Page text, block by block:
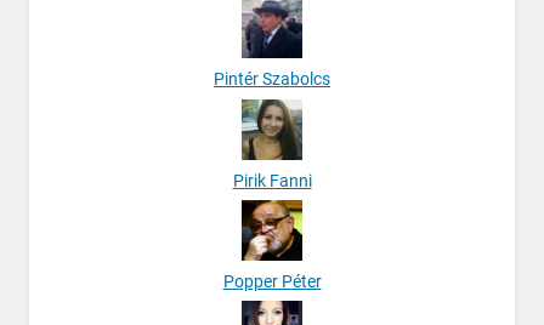
Pintér Szabolcs
Pirik Fanni
Popper Péter